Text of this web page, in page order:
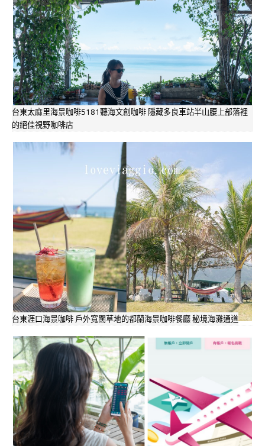
台東太麻里海景咖啡5181聽海文創咖啡 隱藏多良車站半山腰上部落裡
的絕佳視野咖啡店
台東涯口海景咖啡 戶外寬闊草地的都蘭海景咖啡餐廳 秘境海灘通道